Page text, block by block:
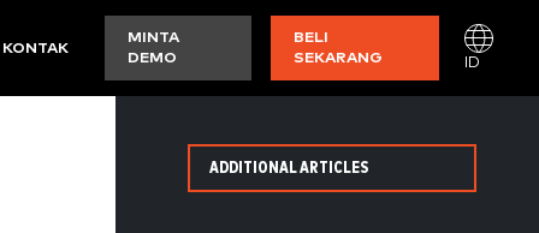
KONTAK
MINTA
DEMO
BELI
SEKARANG
ID
ADDITIONAL ARTICLES